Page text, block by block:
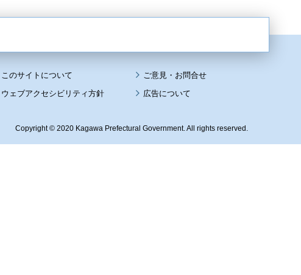
このサイトについて
ウェブアクセシビリティ方針 広告について
Copyright © 2020 Kagawa Prefectural Government. All rights reserved.